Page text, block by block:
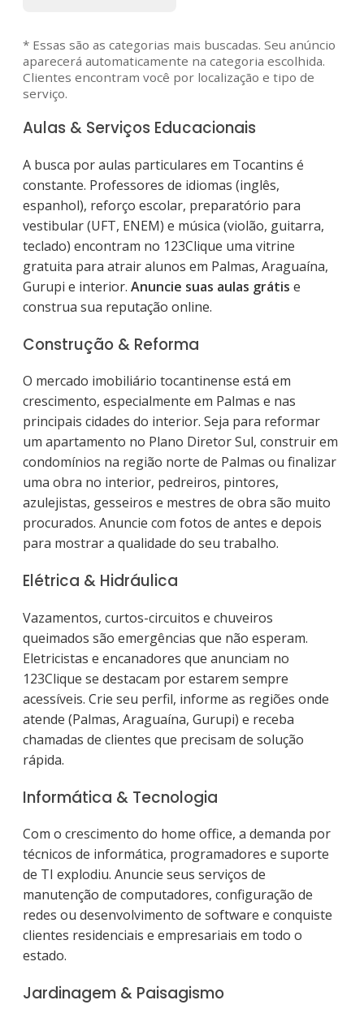
* Essas são as categorias mais buscadas. Seu anúncio
aparecerá automaticamente na categoria escolhida.
Clientes encontram você por localização e tipo de
serviço.
Aulas & Serviços Educacionais
A busca por aulas particulares em Tocantins é
constante. Professores de idiomas (inglês,
espanhol), reforço escolar, preparatório para
vestibular (UFT, ENEM) e música (violão, guitarra,
teclado) encontram no 123Clique uma vitrine
gratuita para atrair alunos em Palmas, Araguaína,
Gurupi e interior. Anuncie suas aulas grátis e
construa sua reputação online.
Construção & Reforma
O mercado imobiliário tocantinense está em
crescimento, especialmente em Palmas e nas
principais cidades do interior. Seja para reformar
um apartamento no Plano Diretor Sul, construir em
condomínios na região norte de Palmas ou finalizar
uma obra no interior, pedreiros, pintores,
azulejistas, gesseiros e mestres de obra são muito
procurados. Anuncie com fotos de antes e depois
para mostrar a qualidade do seu trabalho.
Elétrica & Hidráulica
Vazamentos, curtos-circuitos e chuveiros
queimados são emergências que não esperam.
Eletricistas e encanadores que anunciam no
123Clique se destacam por estarem sempre
acessíveis. Crie seu perfil, informe as regiões onde
atende (Palmas, Araguaína, Gurupi) e receba
chamadas de clientes que precisam de solução
rápida.
Informática & Tecnologia
Com o crescimento do home office, a demanda por
técnicos de informática, programadores e suporte
de TI explodiu. Anuncie seus serviços de
manutenção de computadores, configuração de
redes ou desenvolvimento de software e conquiste
clientes residenciais e empresariais em todo o
estado.
Jardinagem & Paisagismo